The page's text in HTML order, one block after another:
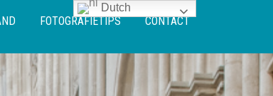
FOTOGRAFIETIPS CONTACT
Dutch